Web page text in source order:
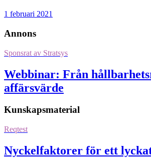
1 februari 2021
Annons
Sponsrat av Stratsys
Webbinar: Från
affärsvärde
Kunskapsmaterial
Reqtest
Nyckelfaktorer för ett